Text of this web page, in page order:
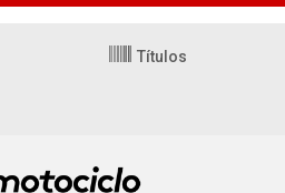
Títulos